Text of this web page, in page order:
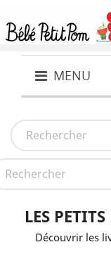
MENU
LES
Découvrir les